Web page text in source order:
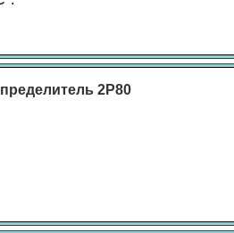
2Р80